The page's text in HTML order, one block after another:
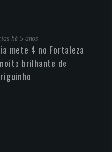
há 5 anos
mete 4 no Fortaleza
brilhante de